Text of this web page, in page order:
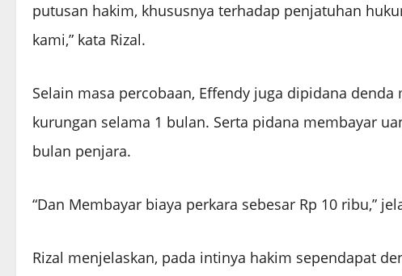
putusan hakim, khususnya terhadap penjatuhan
kami,” kata Rizal.
Selain masa percobaan, Effendy juga dipidana
kurungan selama 1 bulan. Serta pidana membayar
bulan penjara.
“Dan Membayar biaya perkara sebesar Rp 10 ribu,”
Rizal menjelaskan, pada intinya hakim sependapat